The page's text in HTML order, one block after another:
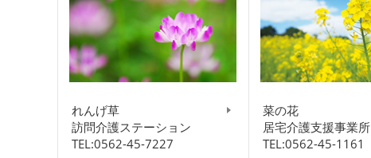
れんげ草
訪問介護ステーション
TEL:0562-45-7227
菜の花
居宅介護支援事業所
TEL:0562-45-1161